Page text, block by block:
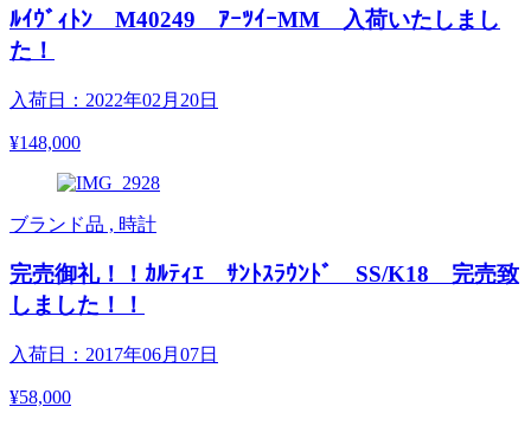
ﾙｲｳﾞｨﾄﾝ M40249 ｱｰﾂｲｰMM 入荷いたしまし
た！
入荷日：2022年02月20日
¥148,000
ブランド品 , 時計
完売御礼！！ｶﾙﾃｨｴ ｻﾝﾄｽﾗｳﾝﾄﾞ SS/K18 完売致
しました！！
入荷日：2017年06月07日
¥58,000